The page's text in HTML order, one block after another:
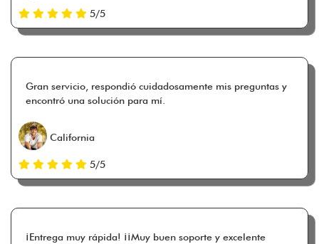
5/5
Gran servicio, respondió cuidadosamente mis preguntas y
encontró una solución para mí.
California
5/5
¡Entrega muy rápida! ¡¡Muy buen soporte y excelente